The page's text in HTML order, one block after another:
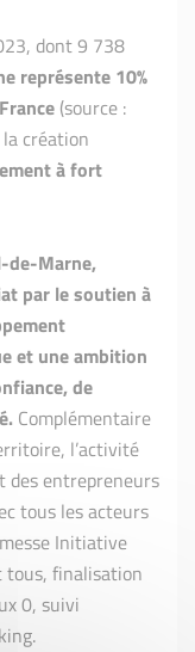
dont 9 738
représente 10%
(source :
création
à fort
de-Marne,
par le soutien à
et une ambition
de
Complémentaire
l’activité
des entrepreneurs
tous les acteurs
Initiative
tous, finalisation
0, suivi